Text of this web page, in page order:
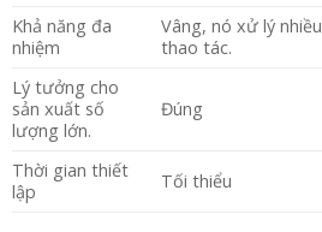
Khả năng đa
nhiệm
Vâng, nó xử lý nhiều
thao tác.
Lý tưởng cho
sản xuất số
lượng lớn.
Đúng
Thời gian thiết
lập
Tối thiểu